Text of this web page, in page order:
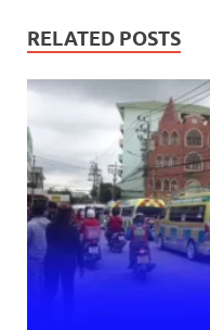
RELATED POSTS